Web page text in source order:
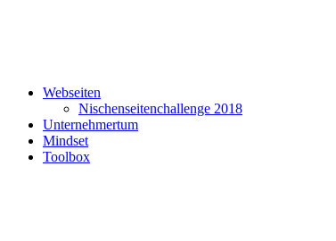
Webseiten
Nischenseitenchallenge 2018
Unternehmertum
Mindset
Toolbox